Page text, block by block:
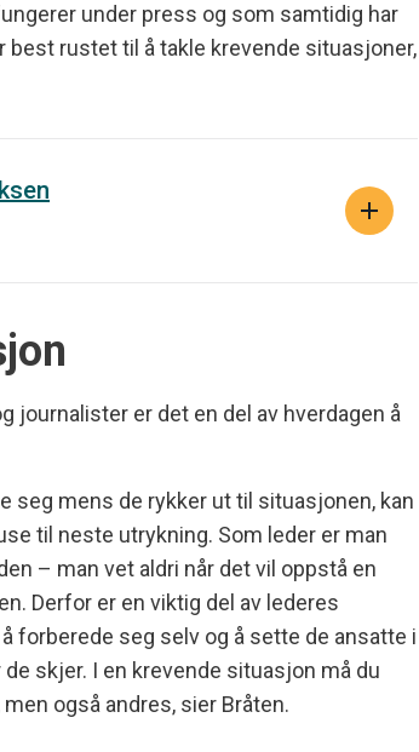
under press og som samtidig har
rustet til å takle krevende situasjoner,
journalister er det en del av hverdagen å
seg mens de rykker ut til situasjonen, kan
til neste utrykning. Som leder er man
– man vet aldri når det vil oppstå en
Derfor er en viktig del av lederes
forberede seg selv og å sette de ansatte i
skjer. I en krevende situasjon må du
også andres, sier Bråten.